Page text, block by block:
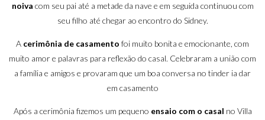
noiva com seu pai até a metade da nave e em seguida continuou com
seu filho até chegar ao encontro do Sidney.
A cerimônia de casamento foi muito bonita e emocionante, com
muito amor e palavras para reflexão do casal. Celebraram a união com
a família e amigos e provaram que um boa conversa no tinder ia dar
em casamento
Após a cerimônia fizemos um pequeno ensaio com o casal no Villa